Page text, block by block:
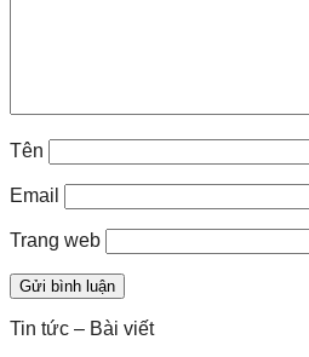
Tên
Email
Trang web
Tin tức – Bài viết